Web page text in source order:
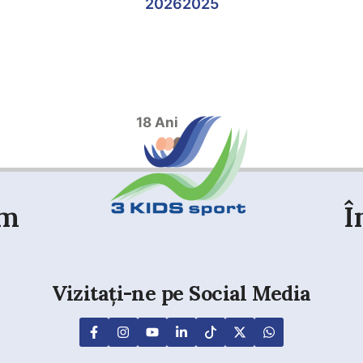
20262025
18 Ani
Vizitați-ne pe Social Media